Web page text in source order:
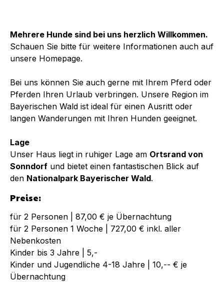
Mehrere Hunde sind bei uns herzlich Willkommen.
Schauen Sie bitte für weitere Informationen auch auf
unsere Homepage.
Bei uns können Sie auch gerne mit Ihrem Pferd oder
Pferden Ihren Urlaub verbringen. Unsere Region im
Bayerischen Wald ist ideal für einen Ausritt oder
langen Wanderungen mit Ihren Hunden geeignet.
Lage
Unser Haus liegt in ruhiger Lage am Ortsrand von
Sonndorf und bietet einen fantastischen Blick auf
den Nationalpark Bayerischer Wald.
Preise:
für 2 Personen | 87,00 € je Übernachtung
für 2 Personen 1 Woche | 727,00 € inkl. aller
Nebenkosten
Kinder bis 3 Jahre | 5,-
Kinder und Jugendliche 4-18 Jahre | 10,-- € je
Übernachtung